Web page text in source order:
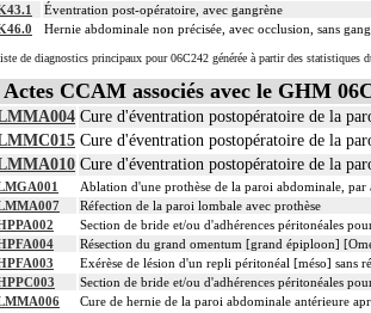
Éventration post-opératoire, avec gangrène
Hernie abdominale non précisée, avec occlusion, sans
de diagnostics principaux pour 06C242 générée à partir des statistiques
Actes CCAM associés avec le GHM
Cure d'éventration postopératoire de la
Cure d'éventration postopératoire de la
Cure d'éventration postopératoire de la
Ablation d'une prothèse de la paroi abdominale, par
Réfection de la paroi lombale avec prothèse
Section de bride et/ou d'adhérences péritonéales
Résection du grand omentum [grand épiploon]
Exérèse de lésion d'un repli péritonéal [méso] sans
Section de bride et/ou d'adhérences péritonéales
Cure de hernie de la paroi abdominale antérieure